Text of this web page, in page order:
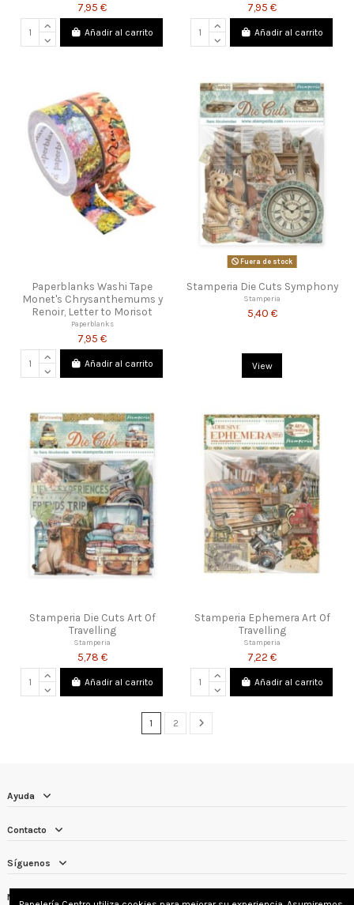
7,95 €
Añadir al carrito
7,95 €
Añadir al carrito
Paperblanks Washi Tape
Monet's Chrysanthemums y
Renoir, Letter to Morisot
Paperblanks
7,95 €
Añadir al carrito
Fuera de stock
Stamperia Die Cuts Symphony
Stamperia
5,40 €
View
Stamperia Die Cuts Art Of
Travelling
Stamperia
5,78 €
Añadir al carrito
Stamperia Ephemera Art Of
Travelling
Stamperia
7,22 €
Añadir al carrito
1 2
Ayuda
Contacto
Síguenos
Newsletter